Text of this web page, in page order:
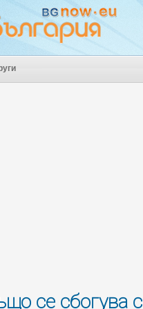
се сбогува с